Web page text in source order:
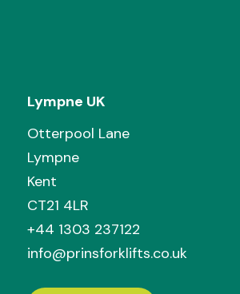
Lympne UK
Otterpool Lane
Lympne
Kent
CT21 4LR
+44 1303 237122
info@prinsforklifts.co.uk